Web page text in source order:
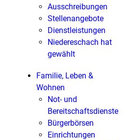
Ausschreibungen
Stellenangebote
Dienstleistungen
Niedereschach hat
gewählt
Familie, Leben &
Wohnen
Not- und
Bereitschaftsdienste
Bürgerbörsen
Einrichtungen